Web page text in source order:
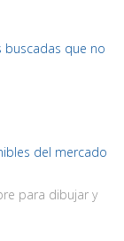
buscadas que no
del mercado
para dibujar y